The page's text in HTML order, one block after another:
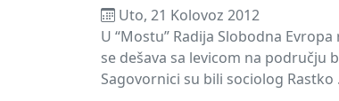
Uto, 21 Kolovoz 2012
U “Mostu” Radija Slobodna
se dešava sa levicom na području
Sagovornici su bili sociolog Rastko